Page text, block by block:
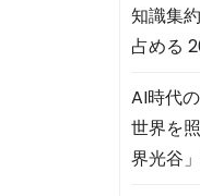
知識集
占める
AI時代
世界を
界光谷